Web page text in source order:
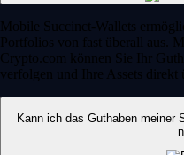
Mobile Succinct-Wallets
Portfolios von fast überall aus.
Crypto.com können Sie Ihr
verfolgen und Ihre Assets direkt
Kann ich das Guthaben meiner